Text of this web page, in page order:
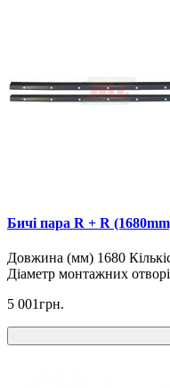
Бичі пара R + R
Довжина (мм) 1680
Діаметр монтажних
5 001грн.